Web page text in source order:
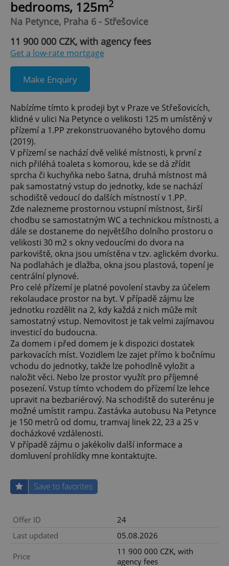
bedrooms, 125m2
Na Petynce, Praha 6 - Střešovice
11 900 000 CZK, with agency fees
Get a low-rate mortgage
Make Enquiry
Nabízíme tímto k prodeji byt v Praze ve Střešovicích,
klidné v ulici Na Petynce o velikosti 125 m umístěný v
přízemí a 1.PP zrekonstruovaného bytového domu
(2019).
V přízemí se nachází dvě veliké místnosti, k první z
nich přiléhá toaleta s komorou, kde se dá zřídit
sprcha či kuchyňka nebo šatna, druhá místnost má
pak samostatný vstup do jednotky, kde se nachází
schodiště vedoucí do dalších místností v 1.PP.
Zde nalezneme prostornou vstupní místnost, širší
chodbu se samostatným WC a technickou místnosti, a
dále se dostaneme do největšího dolního prostoru o
velikosti 30 m2 s okny vedoucími do dvora na
parkoviště, okna jsou umístěna v tzv. aglickém dvorku.
Na podlahách je dlažba, okna jsou plastová, topení je
centrální plynové.
Pro celé přízemí je platné povolení stavby za účelem
rekolaudace prostor na byt. V případě zájmu lze
jednotku rozdělit na 2, kdy každá z nich může mít
samostatný vstup. Nemovitost je tak velmi zajímavou
investicí do budoucna.
Za domem i před domem je k dispozici dostatek
parkovacích míst. Vozidlem lze zajet přímo k bočnímu
vchodu do jednotky, takže lze pohodlně vyložit a
naložit věci. Nebo lze prostor využít pro příjemné
posezení. Vstup tímto vchodem do přízemí lze lehce
upravit na bezbariérový. Na schodiště do suterénu je
možné umístit rampu. Zastávka autobusu Na Petynce
je 150 metrů od domu, tramvaj linek 22, 23 a 25 v
docházkové vzdálenosti.
V případě zájmu o jakékoliv další informace a
domluvení prohlídky mne kontaktujte.
Save to favorites
Offer ID
24
Last updated
05.08.2026
Price
11 900 000 CZK, with
agency fees